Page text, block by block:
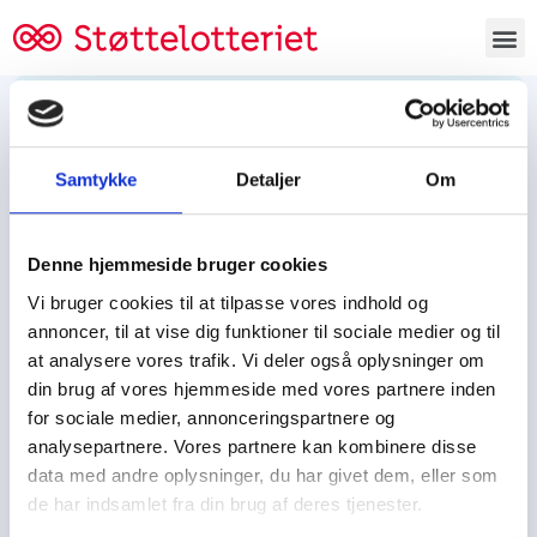
Samtykke Detaljer Om
Denne hjemmeside bruger cookies
Vi bruger cookies til at tilpasse vores indhold og
annoncer, til at vise dig funktioner til sociale medier og til
at analysere vores trafik. Vi deler også oplysninger om
din brug af vores hjemmeside med vores partnere inden
for sociale medier, annonceringspartnere og
analysepartnere. Vores partnere kan kombinere disse
data med andre oplysninger, du har givet dem, eller som
de har indsamlet fra din brug af deres tjenester.
Tjen penge og støt
Tjen penge til:
Spejdere/spejdergruppen/FDF’ere, m.fl.
Kontor
Tjenpengeogstoet.dk
Ejby Industrivej 91
DK – 2600 Glostrup
CVR: 19347508